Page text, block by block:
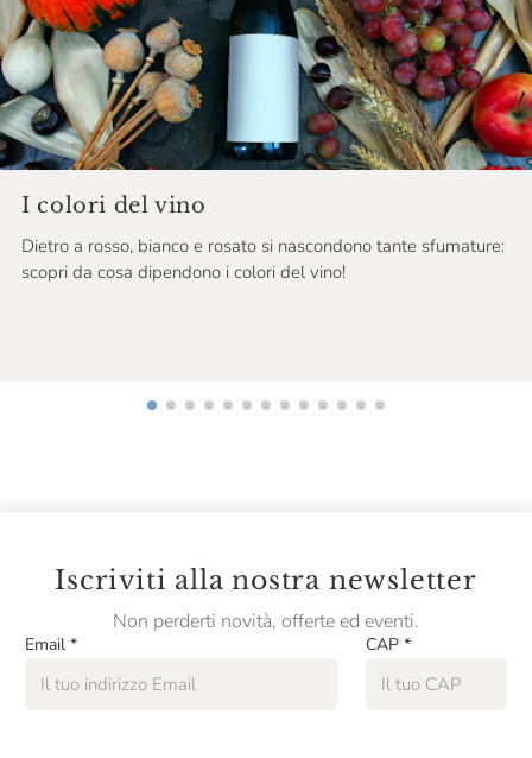
Chateau Musar
Chiarli
Chloé & Solenne Faÿ
Cincinnato
Cinque Campi
Cinzano
Cleto Chiarli
I colori del vino
Dietro a rosso, bianco e rosato si nascondono tante sfumature:
scopri da cosa dipendono i colori del vino!
Iscriviti alla nostra newsletter
Non perderti novità, offerte ed eventi.
Email * CAP *